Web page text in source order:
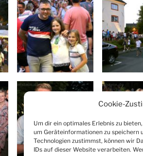
Cookie-
Um dir ein optimales Erlebnis zu
um Geräteinformationen zu speichern
Technologien zustimmst, können wir
IDs auf dieser Website verarbeiten.